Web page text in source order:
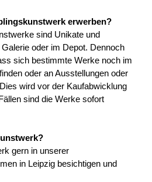
erwerben?
sind Unikate und
oder im Depot. Dennoch
sich bestimmte Werke noch im
oder an Ausstellungen oder
wird vor der Kaufabwicklung
sind die Werke sofort
gern in unserer
in Leipzig besichtigen und